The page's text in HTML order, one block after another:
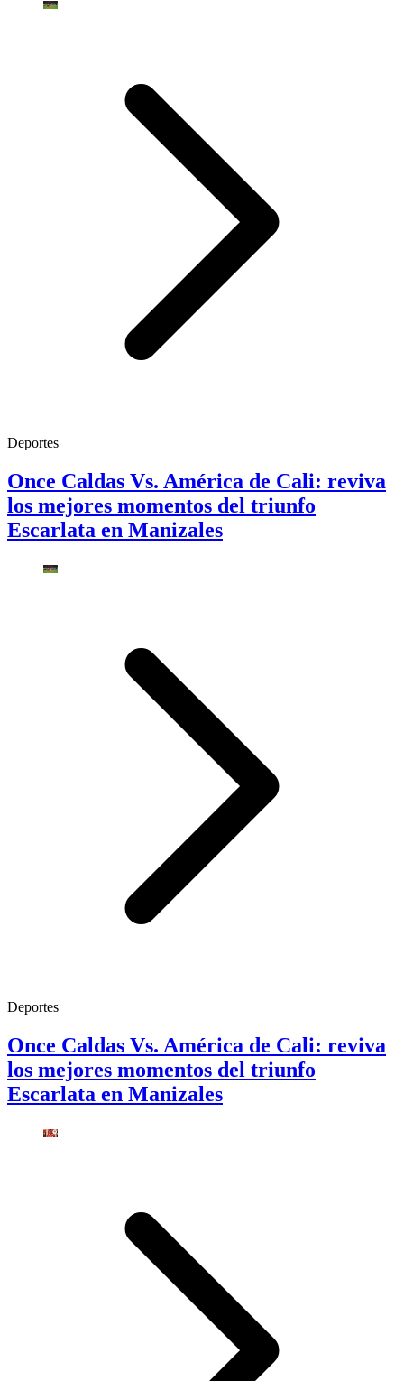
Deportes
Once Caldas Vs. América de Cali: reviva
los mejores momentos del triunfo
Escarlata en Manizales
Deportes
Once Caldas Vs. América de Cali: reviva
los mejores momentos del triunfo
Escarlata en Manizales